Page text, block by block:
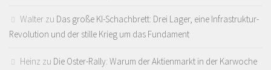
Walter zu Das große KI-Schachbrett: Drei Lager, eine Infrastruktur-
Revolution und der stille Krieg um das Fundament
Heinz zu Die Oster-Rally: Warum der Aktienmarkt in der Karwoche